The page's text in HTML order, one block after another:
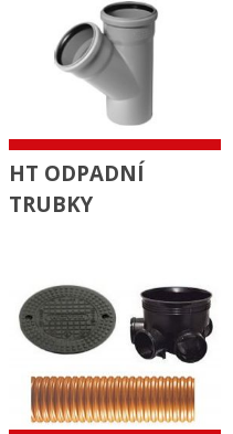
HT ODPADNÍ
TRUBKY